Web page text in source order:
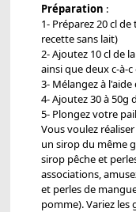
Préparation :
1- Préparez 20 cl
recette sans lait)
2- Ajoutez 10 cl de
ainsi que deux c-à-
3- Mélangez à
4- Ajoutez 30 à 50g
5- Plongez votre
Vous voulez
un sirop du même
sirop pêche et
associations,
et perles de
pomme). Variez les